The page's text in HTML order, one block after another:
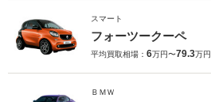
スマート
フォーツークーペ
平均買取相場： 6万円〜79.3万円
ＢＭＷ